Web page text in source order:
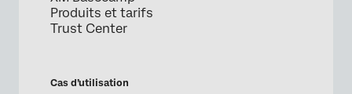
Produits et tarifs
Trust Center
Cas d’utilisation